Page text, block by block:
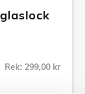
Rek: 299,00 kr